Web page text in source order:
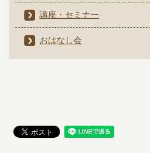
講座・セミナー
おはなし会